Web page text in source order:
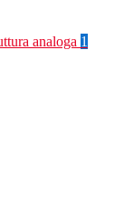
analoga 1